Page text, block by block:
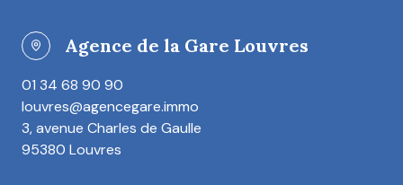
Agence de la Gare Louvres
01 34 68 90 90
louvres@agencegare.immo
3, avenue Charles de Gaulle
95380 Louvres